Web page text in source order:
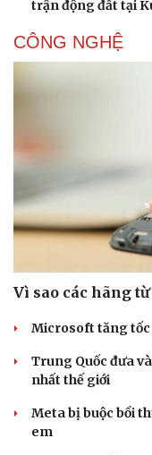
trận động đất tại
CÔNG NGHỆ
Vì sao các hãng
Microsoft tăng tốc
Trung Quốc đưa
nhất thế giới
Meta bị buộc bồi
em